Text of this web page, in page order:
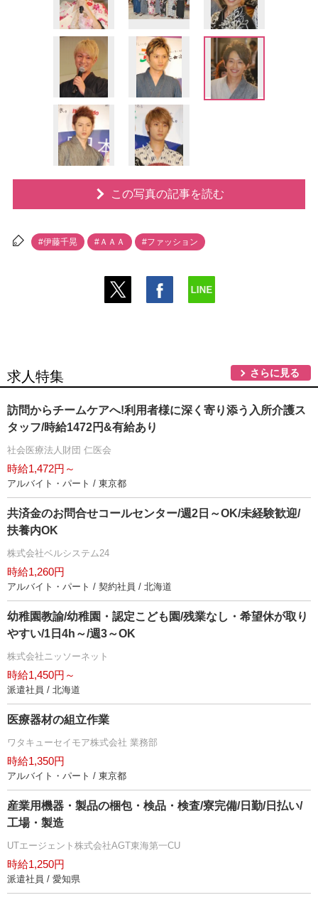
この写真の記事を読む
#伊藤千晃 #ＡＡＡ #ファッション
求人特集 さらに見る
訪問からチームケアへ!利用者様に深く寄り添う入所介護ス
タッフ/時給1472円&有給あり
社会医療法人財団 仁医会
時給1,472円～
アルバイト・パート / 東京都
共済金のお問合せコールセンター/週2日～OK/未経験歓迎/
扶養内OK
株式会社ベルシステム24
時給1,260円
アルバイト・パート / 契約社員 / 北海道
幼稚園教諭/幼稚園・認定こども園/残業なし・希望休が取り
すい/1日4h～/週3～OK
株式会社ニッソーネット
時給1,450円～
派遣社員 / 北海道
医療器材の組立作業
ワタキューセイモア株式会社 業務部
時給1,350円
アルバイト・パート / 東京都
産業用機器・製品の梱包・検品・検査/寮完備/日勤/日払い/
工場・製造
UTエージェント株式会社AGT東海第一CU
時給1,250円
派遣社員 / 愛知県